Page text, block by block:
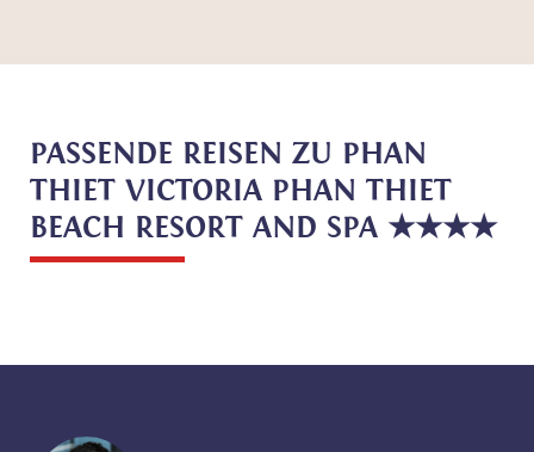
PASSENDE REISEN ZU PHAN
THIET VICTORIA PHAN THIET
BEACH RESORT AND SPA ★★★★